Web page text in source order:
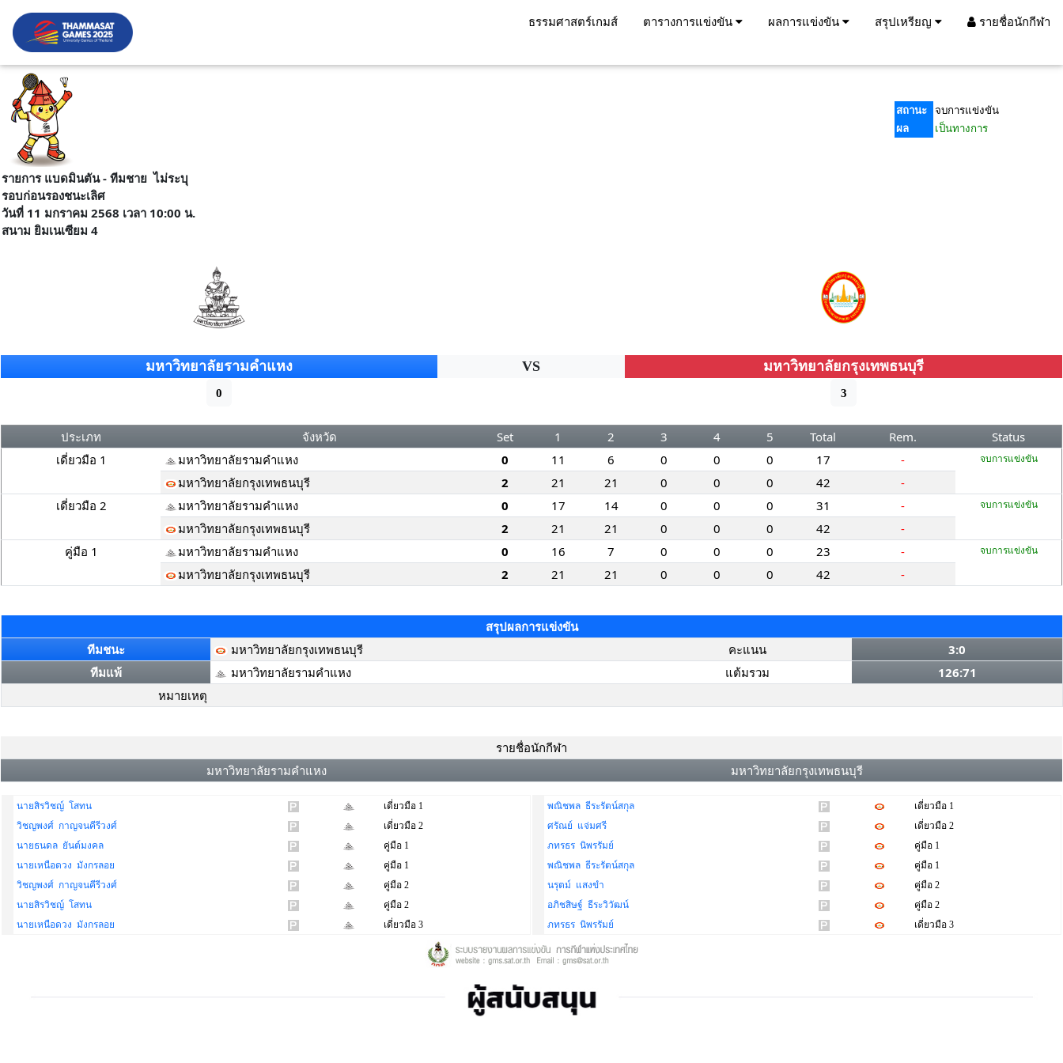
ธรรมศาสตร์เกมส์ ตารางการแข่งขัน ผลการแข่งขัน สรุปเหรียญ รายชื่อนักกีฬา
สถานะ
จบการแข่งขัน
ผล
เป็นทางการ
รายการ แบดมินตัน - ทีมชาย ไม่ระบุ
รอบก่อนรองชนะเลิศ
วันที่ 11 มกราคม 2568 เวลา 10:00 น.
สนาม ยิมเนเซียม 4
มหาวิทยาลัยรามคำแหง VS มหาวิทยาลัยกรุงเทพธนบุรี
0 3
ประเภท จังหวัด Set 1 2 3 4 5 Total Rem.
Status
เดี่ยวมือ 1
มหาวิทยาลัยรามคำแหง 0 11 6 0 0 0 17 - จบการแข่งขัน
มหาวิทยาลัยกรุงเทพธนบุรี 2 21 21 0 0 0 42
-
เดี่ยวมือ 2
มหาวิทยาลัยรามคำแหง 0 17 14 0 0 0 31 - จบการแข่งขัน
มหาวิทยาลัยกรุงเทพธนบุรี 2 21 21 0 0 0 42
-
คู่มือ 1
มหาวิทยาลัยรามคำแหง 0 16 7 0 0 0 23 - จบการแข่งขัน
มหาวิทยาลัยกรุงเทพธนบุรี 2 21 21 0 0 0 42 -
สรุปผลการแข่งขัน
ทีมชนะ
มหาวิทยาลัยกรุงเทพธนบุรี คะแนน
3:0
ทีมแพ้
มหาวิทยาลัยรามคำแหง แต้มรวม
126:71
หมายเหตุ
รายชื่อนักกีฬา
มหาวิทยาลัยรามคำแหง
มหาวิทยาลัยกรุงเทพธนบุรี
นายสิรวิชญ์ โสทน
เดี่ยวมือ 1
วิชญพงศ์ กาญจนคีรีวงศ์
เดี่ยวมือ 2
นายธนดล ยันต์มงคล
คู่มือ 1
นายเหนือดวง มังกรลอย
คู่มือ 1
วิชญพงศ์ กาญจนคีรีวงศ์
คู่มือ 2
นายสิรวิชญ์ โสทน
คู่มือ 2
นายเหนือดวง มังกรลอย
เดี่ยวมือ 3
พณิชพล ธีระรัตน์สกุล
เดี่ยวมือ 1
ศรัณย์ แจ่มศรี
เดี่ยวมือ 2
ภทรธร นิพรรัมย์
คู่มือ 1
พณิชพล ธีระรัตน์สกุล
คู่มือ 1
นรุตม์ แสงขำ
คู่มือ 2
อภิชสิษฐ์ ธีระวิวัฒน์
คู่มือ 2
ภทรธร นิพรรัมย์
เดี่ยวมือ 3